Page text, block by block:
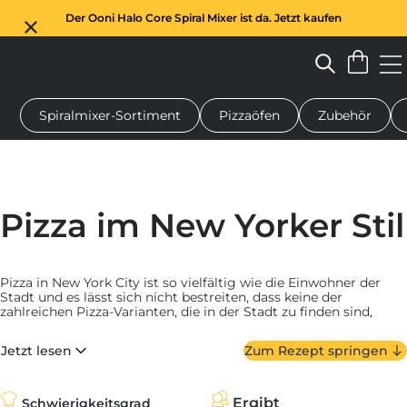
Der Ooni Halo Core Spiral Mixer ist da. Jetzt kaufen
Pizzaofen Teigmischer Geschenke Servierbretter
Spiralmixer-Sortiment Pizzaöfen Zubehör
Pizza im New Yorker Stil
Pizza in New York City ist so vielfältig wie die Einwohner der
Stadt und es lässt sich nicht bestreiten, dass keine der
zahlreichen Pizza-Varianten, die in der Stadt zu finden sind,
großen und festen Boden, getoppt mit Tomatensauce und jeder
Menge Mozzarella wird sie oft in einzelnen Stücken verkauft
Die Geschichte der Pizza in NYC ist umfangreich: Zu den
Jetzt lesen Zum Rezept springen
Schwierigkeitsgrad Ergibt